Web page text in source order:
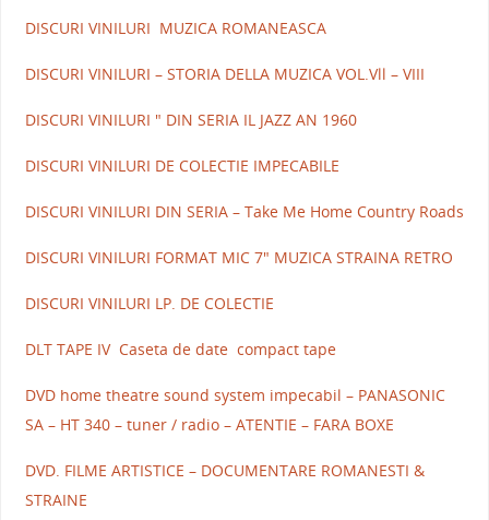
DISCURI VINILURI MUZICA ROMANEASCA
DISCURI VINILURI – STORIA DELLA MUZICA VOL.Vll – VIII
DISCURI VINILURI " DIN SERIA IL JAZZ AN 1960
DISCURI VINILURI DE COLECTIE IMPECABILE
DISCURI VINILURI DIN SERIA – Take Me Home Country Roads
DISCURI VINILURI FORMAT MIC 7" MUZICA STRAINA RETRO
DISCURI VINILURI LP. DE COLECTIE
DLT TAPE IV Caseta de date compact tape
DVD home theatre sound system impecabil – PANASONIC
SA – HT 340 – tuner / radio – ATENTIE – FARA BOXE
DVD. FILME ARTISTICE – DOCUMENTARE ROMANESTI &
STRAINE